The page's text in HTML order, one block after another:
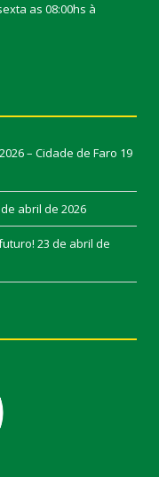
as 08:00hs à
2026 – Cidade de Faro 19
abril de 2026
23 de abril de